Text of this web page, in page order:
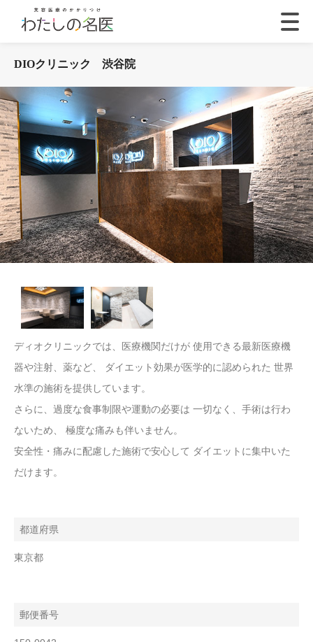
DIOクリニック 渋谷院
ディオクリニックでは、医療機関だけが 使用できる最新医療機
器や注射、薬など、 ダイエット効果が医学的に認められた 世界
水準の施術を提供しています。
さらに、過度な食事制限や運動の必要は 一切なく、手術は行わ
ないため、 極度な痛みも伴いません。
安全性・痛みに配慮した施術で安心して ダイエットに集中いた
だけます。
都道府県
東京都
郵便番号